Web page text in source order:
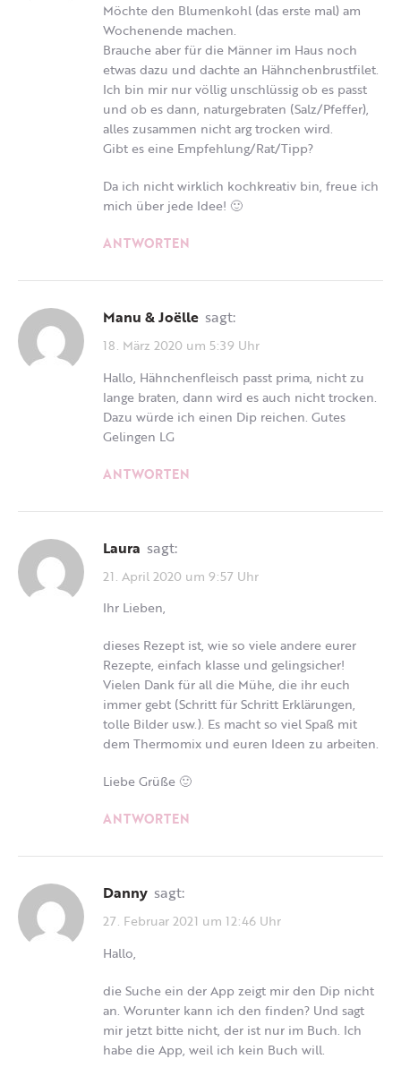
Möchte den Blumenkohl (das erste mal) am
Wochenende machen.
Brauche aber für die Männer im Haus noch
etwas dazu und dachte an Hähnchenbrustfilet.
Ich bin mir nur völlig unschlüssig ob es passt
und ob es dann, naturgebraten (Salz/Pfeffer),
alles zusammen nicht arg trocken wird.
Gibt es eine Empfehlung/Rat/Tipp?
Da ich nicht wirklich kochkreativ bin, freue ich
mich über jede Idee! 🙂
ANTWORTEN
Manu & Joëlle sagt:
18. März 2020 um 5:39 Uhr
Hallo, Hähnchenfleisch passt prima, nicht zu
lange braten, dann wird es auch nicht trocken.
Dazu würde ich einen Dip reichen. Gutes
Gelingen LG
ANTWORTEN
Laura sagt:
21. April 2020 um 9:57 Uhr
Ihr Lieben,
dieses Rezept ist, wie so viele andere eurer
Rezepte, einfach klasse und gelingsicher!
Vielen Dank für all die Mühe, die ihr euch
immer gebt (Schritt für Schritt Erklärungen,
tolle Bilder usw.). Es macht so viel Spaß mit
dem Thermomix und euren Ideen zu arbeiten.
Liebe Grüße 🙂
ANTWORTEN
Danny sagt:
27. Februar 2021 um 12:46 Uhr
Hallo,
die Suche ein der App zeigt mir den Dip nicht
an. Worunter kann ich den finden? Und sagt
mir jetzt bitte nicht, der ist nur im Buch. Ich
habe die App, weil ich kein Buch will.